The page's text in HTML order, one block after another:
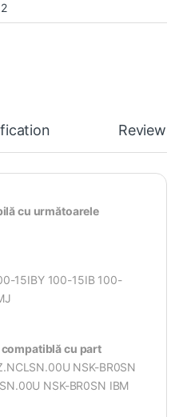
Reviews
cu următoarele
15IBY 100-15IB 100-
cu part
NSK-BR0SN
NSK-BR0SN IBM